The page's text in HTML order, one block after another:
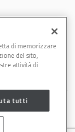
di memorizzare
del sito,
attività di
tutti